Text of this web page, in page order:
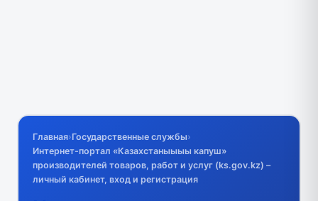
Главная›Государственные службы›
Интернет-портал «Казахстаныыыы капуш»
производителей товаров, работ и услуг (ks.gov.kz) –
личный кабинет, вход и регистрация